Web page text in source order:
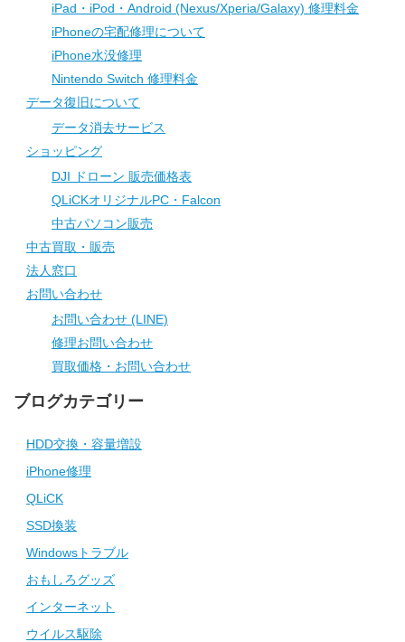
iPad・iPod・Android (Nexus/Xperia/Galaxy) 修理料金
iPhoneの宅配修理について
iPhone水没修理
Nintendo Switch 修理料金
データ復旧について
データ消去サービス
ショッピング
DJI ドローン 販売価格表
QLiCKオリジナルPC・Falcon
中古パソコン販売
中古買取・販売
法人窓口
お問い合わせ
お問い合わせ (LINE)
修理お問い合わせ
買取価格・お問い合わせ
ブログカテゴリー
HDD交換・容量増設
iPhone修理
QLiCK
SSD換装
Windowsトラブル
おもしろグッズ
インターネット
ウイルス駆除